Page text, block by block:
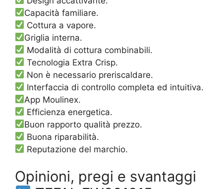
Capacità familiare.
Cottura a vapore.
Griglia interna.
Modalità di cottura combinabili.
Tecnologia Extra Crisp.
Non è necessario preriscaldare.
Interfaccia di controllo completa ed intuitiva.
App Moulinex.
Efficienza energetica.
Buon rapporto qualità prezzo.
Buona riparabilità.
Reputazione del marchio.
Opinioni, pregi e svantaggi